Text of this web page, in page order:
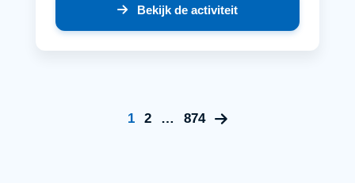
Bekijk de activiteit
1 2 … 874